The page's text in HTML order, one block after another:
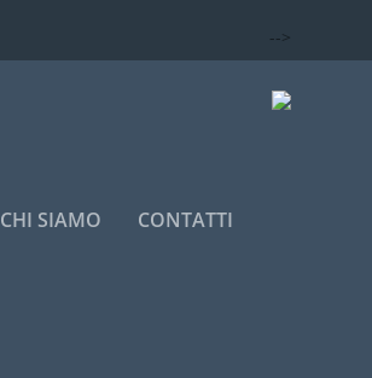
-->
CHI SIAMO CONTATTI